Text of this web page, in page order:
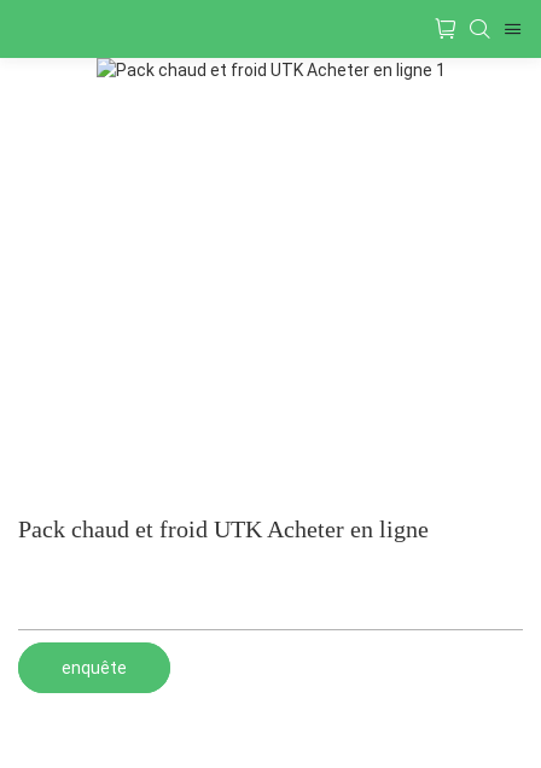
Pack chaud et froid UTK Acheter en ligne
enquête